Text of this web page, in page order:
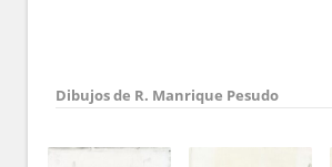
Dibujos de R. Manrique Pesudo